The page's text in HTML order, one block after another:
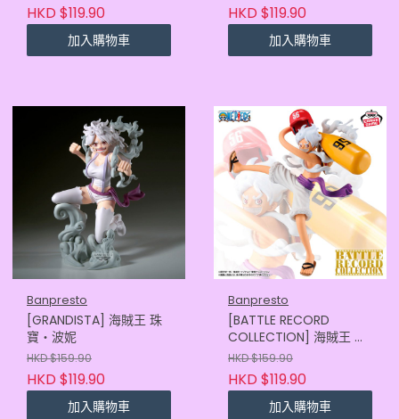
HKD $119.90
加入購物車
HKD $119.90
加入購物車
Banpresto
[GRANDISTA] 海賊王 珠
寶‧波妮
HKD $159.90
HKD $119.90
加入購物車
Banpresto
[BATTLE RECORD
COLLECTION] 海賊王 路
飛 五檔 第二彈
HKD $159.90
HKD $119.90
加入購物車